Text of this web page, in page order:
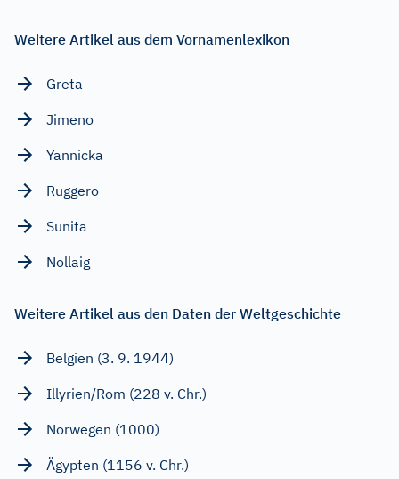
Weitere Artikel aus dem Vornamenlexikon
Greta
Jimeno
Yannicka
Ruggero
Sunita
Nollaig
Weitere Artikel aus den Daten der Weltgeschichte
Belgien (3. 9. 1944)
Illyrien/Rom (228 v. Chr.)
Norwegen (1000)
Ägypten (1156 v. Chr.)